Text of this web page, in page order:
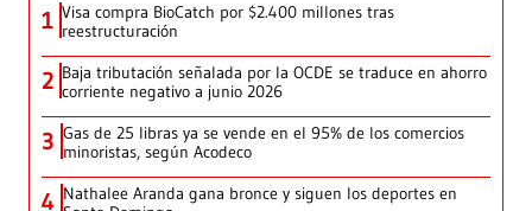
1 Visa compra BioCatch por $2.400 millones tras
reestructuración
2 Baja tributación señalada por la OCDE se traduce en ahorro
corriente negativo a junio 2026
3 Gas de 25 libras ya se vende en el 95% de los comercios
minoristas, según Acodeco
4 Nathalee Aranda gana bronce y siguen los deportes en